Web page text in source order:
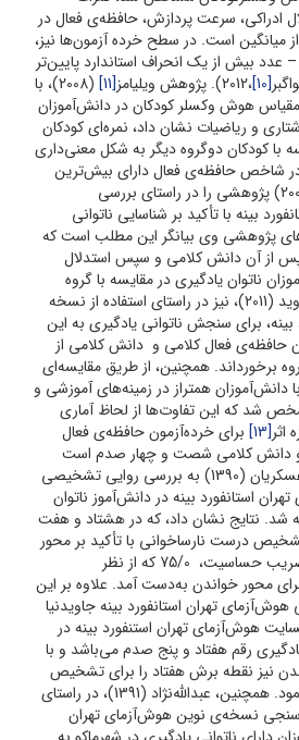
ادراکی، سرعت پردازش، حافظه‌ی فعال در
میانگین است. در سطح خرده آزمون‌ها نیز،
بیش از یک انحراف استاندارد پایین‌تر
[10] ،2012). پژوهش ویلیامز [11]
(2008)، با
هوش وکسلر کودکان در دانش‌آموزان
و ریاضیات نشان داد، نمره‌ای کودکان
با کودکان دوگروه دیگر به شکل معنی‌داری
شاخص حافظه‌ی فعال دارای بیش‌ترین
(2007) پژوهشی را در راستای بررسی
بینه با تأکید بر شناسایی ناتوانی
پژوهشی وی بیانگر این مطلب است که
پس از آن دانش کلامی و سپس استدلال
ناتوان یادگیری در مقایسه با گروه
کنترل ، متفاوت هستند . روید (2011)، نیز در راستای استفاده از نسخه
برای سنجش ناتوانی یادگیری به این
حافظه‌ی فعال کلامی و دانش کلامی از
برخورداند. همچنین، از طریق مقایسه‌ای
دانش‌آموزان همتراز در زمینه‌های آموزشی و
شد که این تفاوت‌ها از لحاظ آماری
اثر[13]
برای خرده‌آزمون حافظه‌ی فعال
دانش کلامی شصت و چهار صدم است
(روید، ‌2011). در پژوهش عسکریان (1390) به بررسی روایی تشخیصی
استانفورد بینه در دانش‌آموز ناتوان
شد. نتایج نشان داد، که در هشتاد و هفت
درست نارساخوانی با تأکید بر محور
خواندن است. همچنین، ضریب حساسیت، 75/0 که از نظر
محور خواندن به‌دست آمد. علاوه بر این
تهران استانفورد بینه جاویدنیا
هوش‌آزمای تهران استنفورد بینه در
رقم هفتاد و پنج صدم می‌باشد و با
نیز نقطه برش هفتاد را برای تشخیص
ناتوانی یادگیری پیشنهاد نمود. همچنین، عبدالله‌نژاد (1391)، در راستای
نسخه‌ی نوین هوش‌آزمای تهران